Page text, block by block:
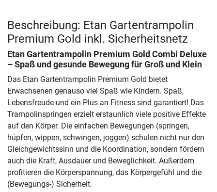
Beschreibung: Etan Gartentrampolin
Premium Gold inkl. Sicherheitsnetz
Etan Gartentrampolin Premium Gold Combi Deluxe
– Spaß und gesunde Bewegung für Groß und Klein
Das Etan Gartentrampolin Premium Gold bietet
Erwachsenen genauso viel Spaß wie Kindern. Spaß,
Lebensfreude und ein Plus an Fitness sind garantiert! Das
Trampolinspringen erzielt erstaunlich viele positive Effekte
auf den Körper. Die einfachen Bewegungen (springen,
hüpfen, wippen, schwingen, joggen) schulen nicht nur den
Gleichgewichtssinn und die Koordination, sondern fördern
auch die Kraft, Ausdauer und Beweglichkeit. Außerdem
profitieren die Körperspannung, das Körpergefühl und die
(Bewegungs-) Sicherheit.